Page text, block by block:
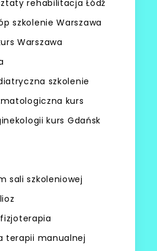
rehabilitacja Łódź
szkolenie Warszawa
Warszawa
szkolenie
kurs
kurs Gdańsk
sali szkoleniowej
terapii manualnej